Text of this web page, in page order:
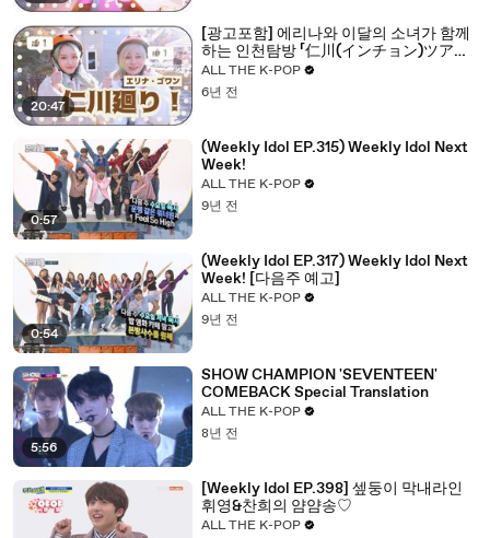
20:47
[광고포함] 에리나와 이달의 소녀가 함께
하는 인천탐방 「仁川(インチョン)ツアー
動画イベントのご案内」
ALL THE K-POP
6년 전
0:57
(Weekly Idol EP.315) Weekly Idol Next
Week!
ALL THE K-POP
9년 전
0:54
(Weekly Idol EP.317) Weekly Idol Next
Week! [다음주 예고]
ALL THE K-POP
9년 전
5:56
SHOW CHAMPION 'SEVENTEEN'
COMEBACK Special Translation
ALL THE K-POP
8년 전
[Weekly Idol EP.398] 셒둥이 막내라인
휘영&찬희의 얌얌송♡
ALL THE K-POP